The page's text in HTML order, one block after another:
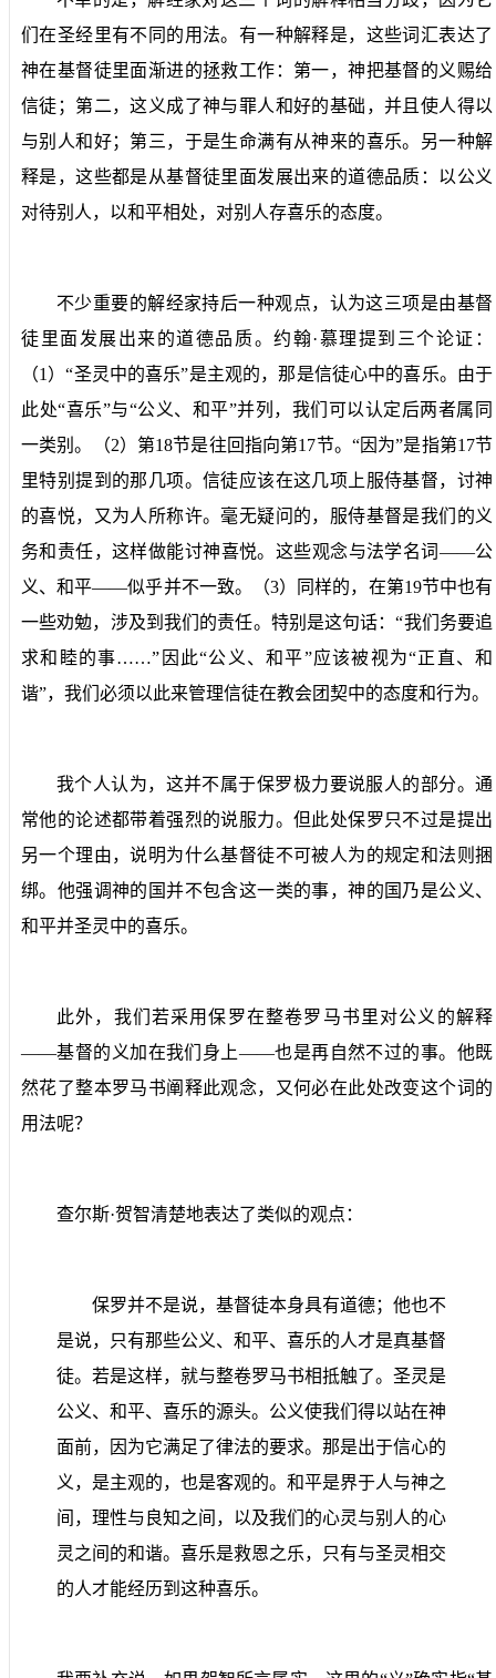
们在圣经里有不同的用法。有一种解释是，这些词汇表达了
神在基督徒里面渐进的拯救工作：第一，神把基督的义赐给
信徒；第二，这义成了神与罪人和好的基础，并且使人得以
与别人和好；第三，于是生命满有从神来的喜乐。另一种解
释是，这些都是从基督徒里面发展出来的道德品质：以公义
对待别人，以和平相处，对别人存喜乐的态度。
不少重要的解经家持后一种观点，认为这三项是由基督
徒里面发展出来的道德品质。约翰·慕理提到三个论证：
（1 ）“圣灵中的喜乐”是主观的，那是信徒心中的喜乐。由于
此处“喜乐”与“公义、和平”并列，我们可以认定后两者属同
一类别。（2）第18节是往回指向第17节。“因为”是指第17节
里特别提到的那几项。信徒应该在这几项上服侍基督，讨神
的喜悦，又为人所称许。毫无疑问的，服侍基督是我们的义
务和责任，这样做能讨神喜悦。这些观念与法学名词——公
义、和平——似乎并不一致。（3）同样的，在第19节中也有
一些劝勉，涉及到我们的责任。特别是这句话：“我们务要追
求和睦的事……”因此“公义、和平”应该被视为“正直、和
谐”，我们必须以此来管理信徒在教会团契中的态度和行为。
我个人认为，这并不属于保罗极力要说服人的部分。通
常他的论述都带着强烈的说服力。但此处保罗只不过是提出
另一个理由，说明为什么基督徒不可被人为的规定和法则捆
绑。他强调神的国并不包含这一类的事，神的国乃是公义、
和平并圣灵中的喜乐。
此外，我们若采用保罗在整卷罗马书里对公义的解释
——基督的义加在我们身上——也是再自然不过的事。他既
然花了整本罗马书阐释此观念，又何必在此处改变这个词的
用法呢？
查尔斯·贺智清楚地表达了类似的观点：
保罗并不是说，基督徒本身具有道德；他也不
是说，只有那些公义、和平、喜乐的人才是真基督
徒。若是这样，就与整卷罗马书相抵触了。圣灵是
公义、和平、喜乐的源头。公义使我们得以站在神
面前，因为它满足了律法的要求。那是出于信心的
义，是主观的，也是客观的。和平是界于人与神之
间，理性与良知之间，以及我们的心灵与别人的心
灵之间的和谐。喜乐是救恩之乐，只有与圣灵相交
的人才能经历到这种喜乐。